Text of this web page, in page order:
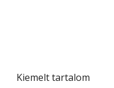
Kiemelt tartalom